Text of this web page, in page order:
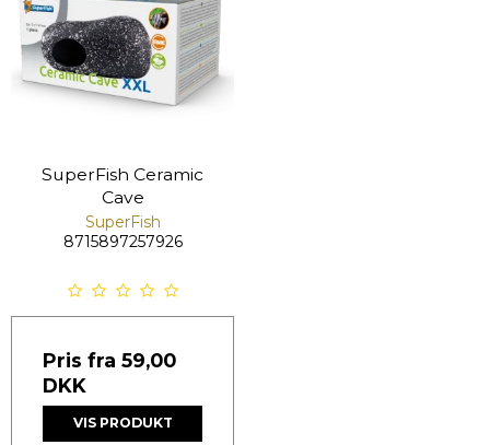
SuperFish Ceramic
Cave
SuperFish
8715897257926
Pris fra 59,00
DKK
VIS PRODUKT